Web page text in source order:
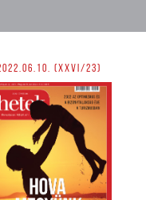
(XXVI/23)